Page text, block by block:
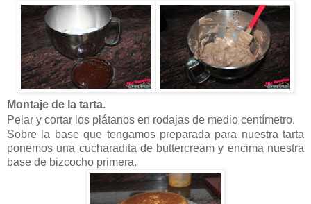
Montaje de la tarta.
Pelar y cortar los plátanos en rodajas de medio centímetro.
Sobre la base que tengamos preparada para nuestra tarta
ponemos una cucharadita de buttercream y encima nuestra
base de bizcocho primera.